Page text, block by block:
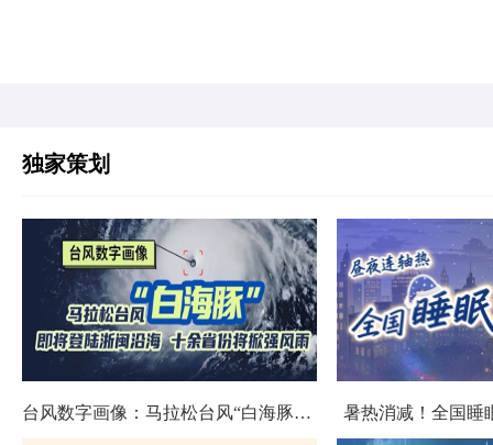
独家策划
台风数字画像：马拉松台风“白海豚”将影响十余省份 暑热消减！全国睡